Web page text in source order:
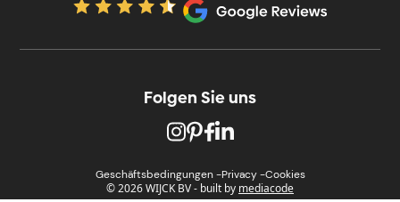
Folgen Sie uns
Geschäftsbedingungen -Privacy -Cookies
© 2026 WIJCK BV- built by mediacode